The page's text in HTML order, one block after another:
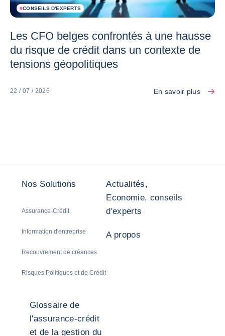
#CONSEILS D'EXPERTS
Les CFO belges confrontés à une hausse
du risque de crédit dans un contexte de
tensions géopolitiques
22 / 07 / 2026 En savoir plus
Nos Solutions
Assurance-Crédit
Information d'entreprise
Recouvrement de créances
Risques Politiques et de Crédit
Actualités,
Economie, conseils
d'experts
A propos
Glossaire de
l'assurance-crédit
et de la gestion du